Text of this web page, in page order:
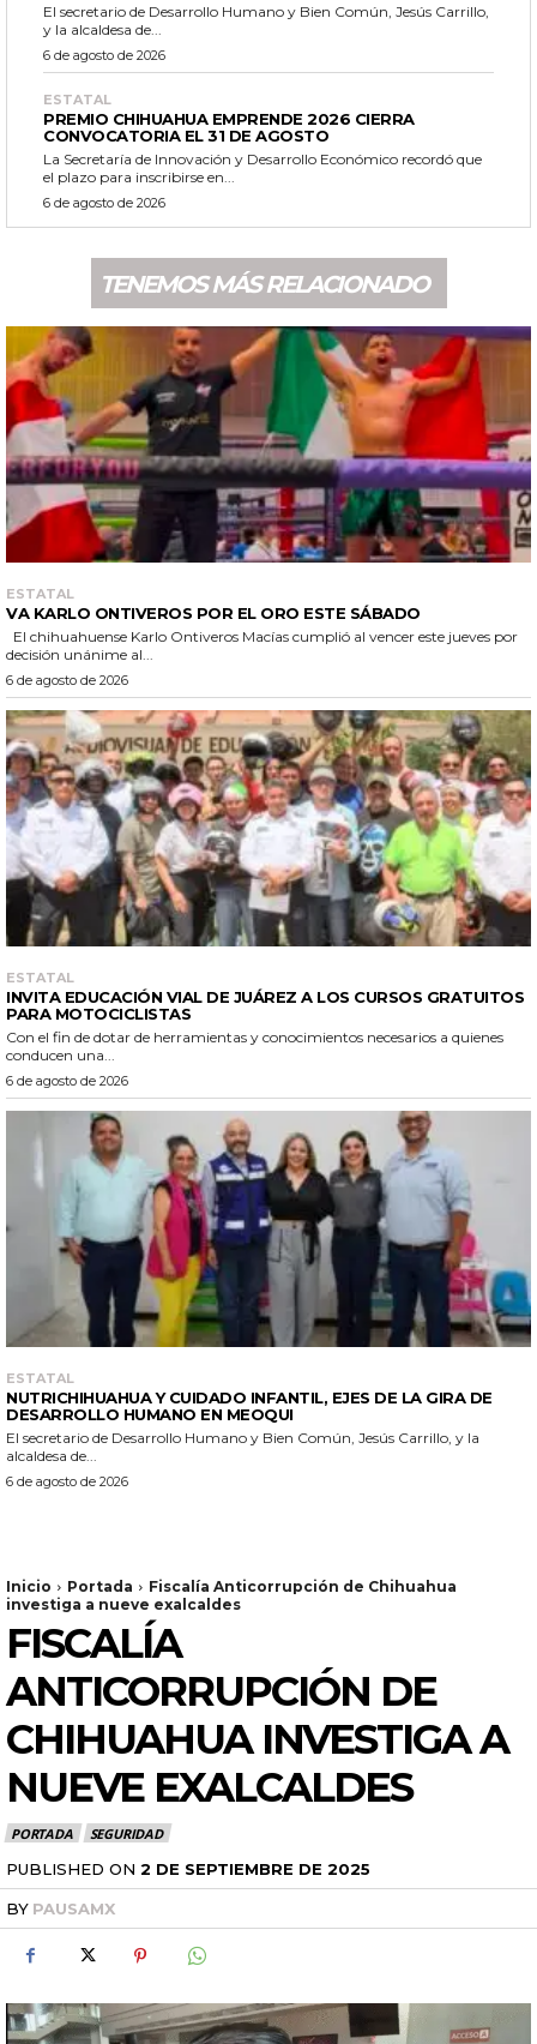
El secretario de Desarrollo Humano y Bien Común, Jesús Carrillo,
y la alcaldesa de...
6 de agosto de 2026
ESTATAL
PREMIO CHIHUAHUA EMPRENDE 2026 CIERRA
CONVOCATORIA EL 31 DE AGOSTO
La Secretaría de Innovación y Desarrollo Económico recordó que
el plazo para inscribirse en...
6 de agosto de 2026
TENEMOS MÁS RELACIONADO
ESTATAL
VA KARLO ONTIVEROS POR EL ORO ESTE SÁBADO
decisión unánime al...
6 de agosto de 2026
ESTATAL
INVITA EDUCACIÓN VIAL DE JUÁREZ A LOS CURSOS GRATUITOS
PARA MOTOCICLISTAS
Con el fin de dotar de herramientas y conocimientos necesarios a quienes
conducen una...
6 de agosto de 2026
ESTATAL
NUTRICHIHUAHUA Y CUIDADO INFANTIL, EJES DE LA GIRA DE
DESARROLLO HUMANO EN MEOQUI
El secretario de Desarrollo Humano y Bien Común, Jesús Carrillo, y la
alcaldesa de...
6 de agosto de 2026